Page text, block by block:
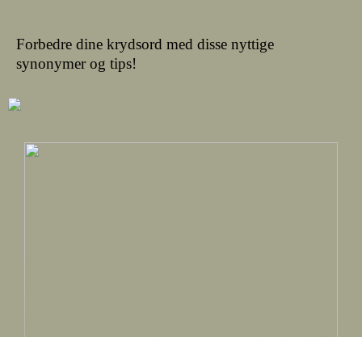
Forbedre dine krydsord med disse nyttige
synonymer og tips!